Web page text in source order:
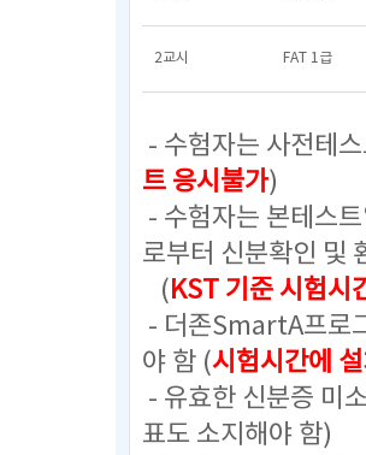
2교시 FAT 1급
- 수험자는 사전테
트 응시불가)
- 수험자는 본테스
로부터 신분확인 및
(KST 기준 시험시
- 더존SmartA프로
야 함 (시험시간에
- 유효한 신분증 미
표도 소지해야 함)